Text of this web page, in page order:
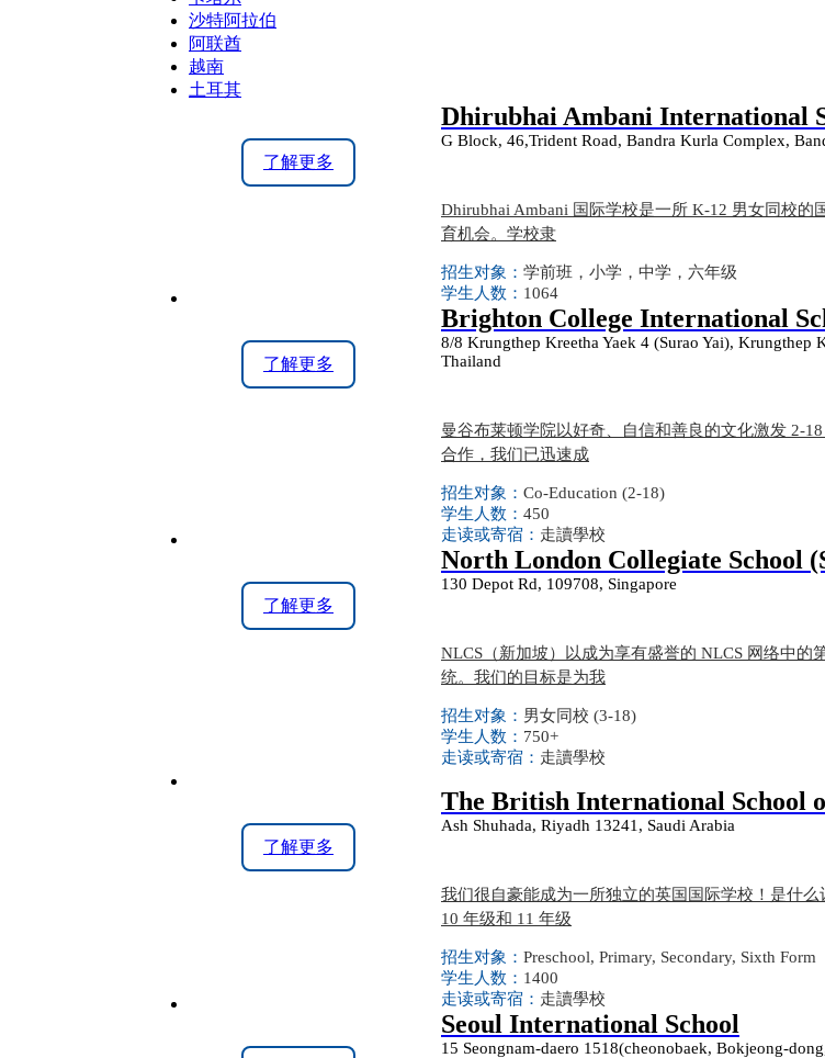
沙特阿拉伯
阿联酋
越南
土耳其
了解更多
Dhirubhai Ambani International
G Block, 46,Trident Road, Bandra Kurla Complex,
Dhirubhai Ambani 国际学校是一所 K-12 男女同校
育机会。学校隶
招生对象： 学前班，小学，中学，六年级
学生人数： 1064
了解更多
Brighton College International
8/8 Krungthep Kreetha Yaek 4 (Surao Yai),
Thailand
曼谷布莱顿学院以好奇、自信和善良的文化激发 2-
合作，我们已迅速成
招生对象： Co-Education (2-18)
学生人数： 450
走读或寄宿： 走讀學校
了解更多
North London Collegiate School
130 Depot Rd, 109708, Singapore
NLCS（新加坡）以成为享有盛誉的 NLCS 网络中
统。我们的目标是为我
招生对象： 男女同校 (3-18)
学生人数： 750+
走读或寄宿： 走讀學校
了解更多
The British International School
Ash Shuhada, Riyadh 13241, Saudi Arabia
我们很自豪能成为一所独立的英国国际学校！是什
10 年级和 11 年级
招生对象： Preschool, Primary, Secondary, Sixth Form
学生人数： 1400
走读或寄宿： 走讀學校
Seoul International School
15 Seongnam-daero 1518(cheonobaek, Bokjeong-